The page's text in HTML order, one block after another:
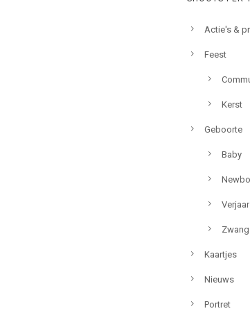
Actie's &
Feest
Kerst
Geboorte
Baby
Kaartjes
Nieuws
Portret